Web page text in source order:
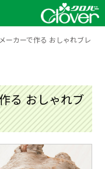
ーカーで作る おしゃれブレ
る おしゃれブ